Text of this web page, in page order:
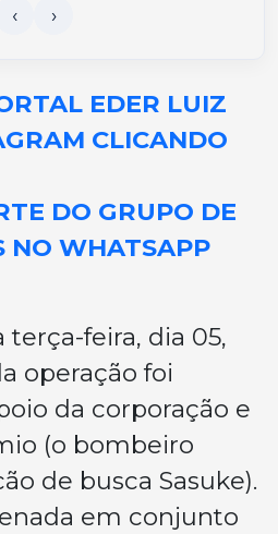
EDER LUIZ
CLICANDO
DO GRUPO DE
NO WHATSAPP
feira, dia 05,
operação foi
da corporação e
(o bombeiro
de busca Sasuke).
em conjunto